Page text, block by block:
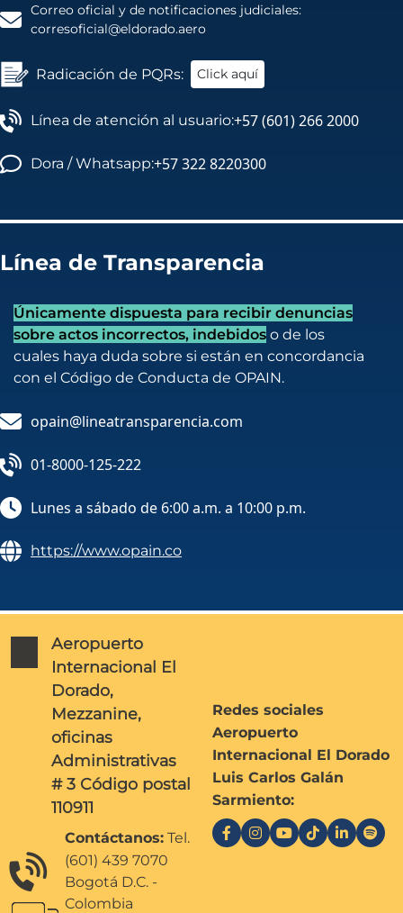
Correo oficial y de notificaciones judiciales:
corresoficial@eldorado.aero
Radicación de PQRs: Click aquí
Línea de atención al usuario:+57 (601) 266 2000
Dora / Whatsapp:+57 322 8220300
Línea de Transparencia
Únicamente dispuesta para recibir denuncias
sobre actos incorrectos, indebidos o de los
cuales haya duda sobre si están en concordancia
con el Código de Conducta de OPAIN.
opain@lineatransparencia.com
01-8000-125-222
Lunes a sábado de 6:00 a.m. a 10:00 p.m.
https://www.opain.co
Aeropuerto
Internacional El
Dorado,
Mezzanine,
oficinas
Administrativas
# 3 Código postal
110911
Contáctanos: Tel.
(601) 439 7070
Bogotá D.C. -
Colombia
Redes sociales
Aeropuerto
Internacional El Dorado
Luis Carlos Galán
Sarmiento: